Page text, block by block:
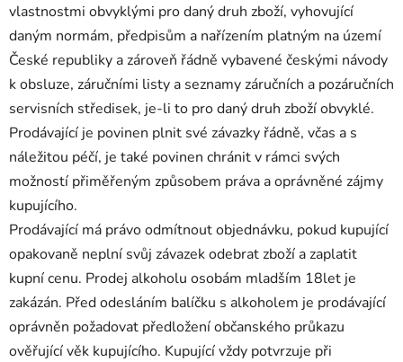
vlastnostmi obvyklými pro daný druh zboží, vyhovující
daným normám, předpisům a nařízením platným na území
České republiky a zároveň řádně vybavené českými návody
k obsluze, záručními listy a seznamy záručních a pozáručních
servisních středisek, je-li to pro daný druh zboží obvyklé.
Prodávající je povinen plnit své závazky řádně, včas a s
náležitou péčí, je také povinen chránit v rámci svých
možností přiměřeným způsobem práva a oprávněné zájmy
kupujícího.
Prodávající má právo odmítnout objednávku, pokud kupující
opakovaně neplní svůj závazek odebrat zboží a zaplatit
kupní cenu. Prodej alkoholu osobám mladším 18let je
zakázán. Před odesláním balíčku s alkoholem je prodávající
oprávněn požadovat předložení občanského průkazu
ověřující věk kupujícího. Kupující vždy potvrzuje při